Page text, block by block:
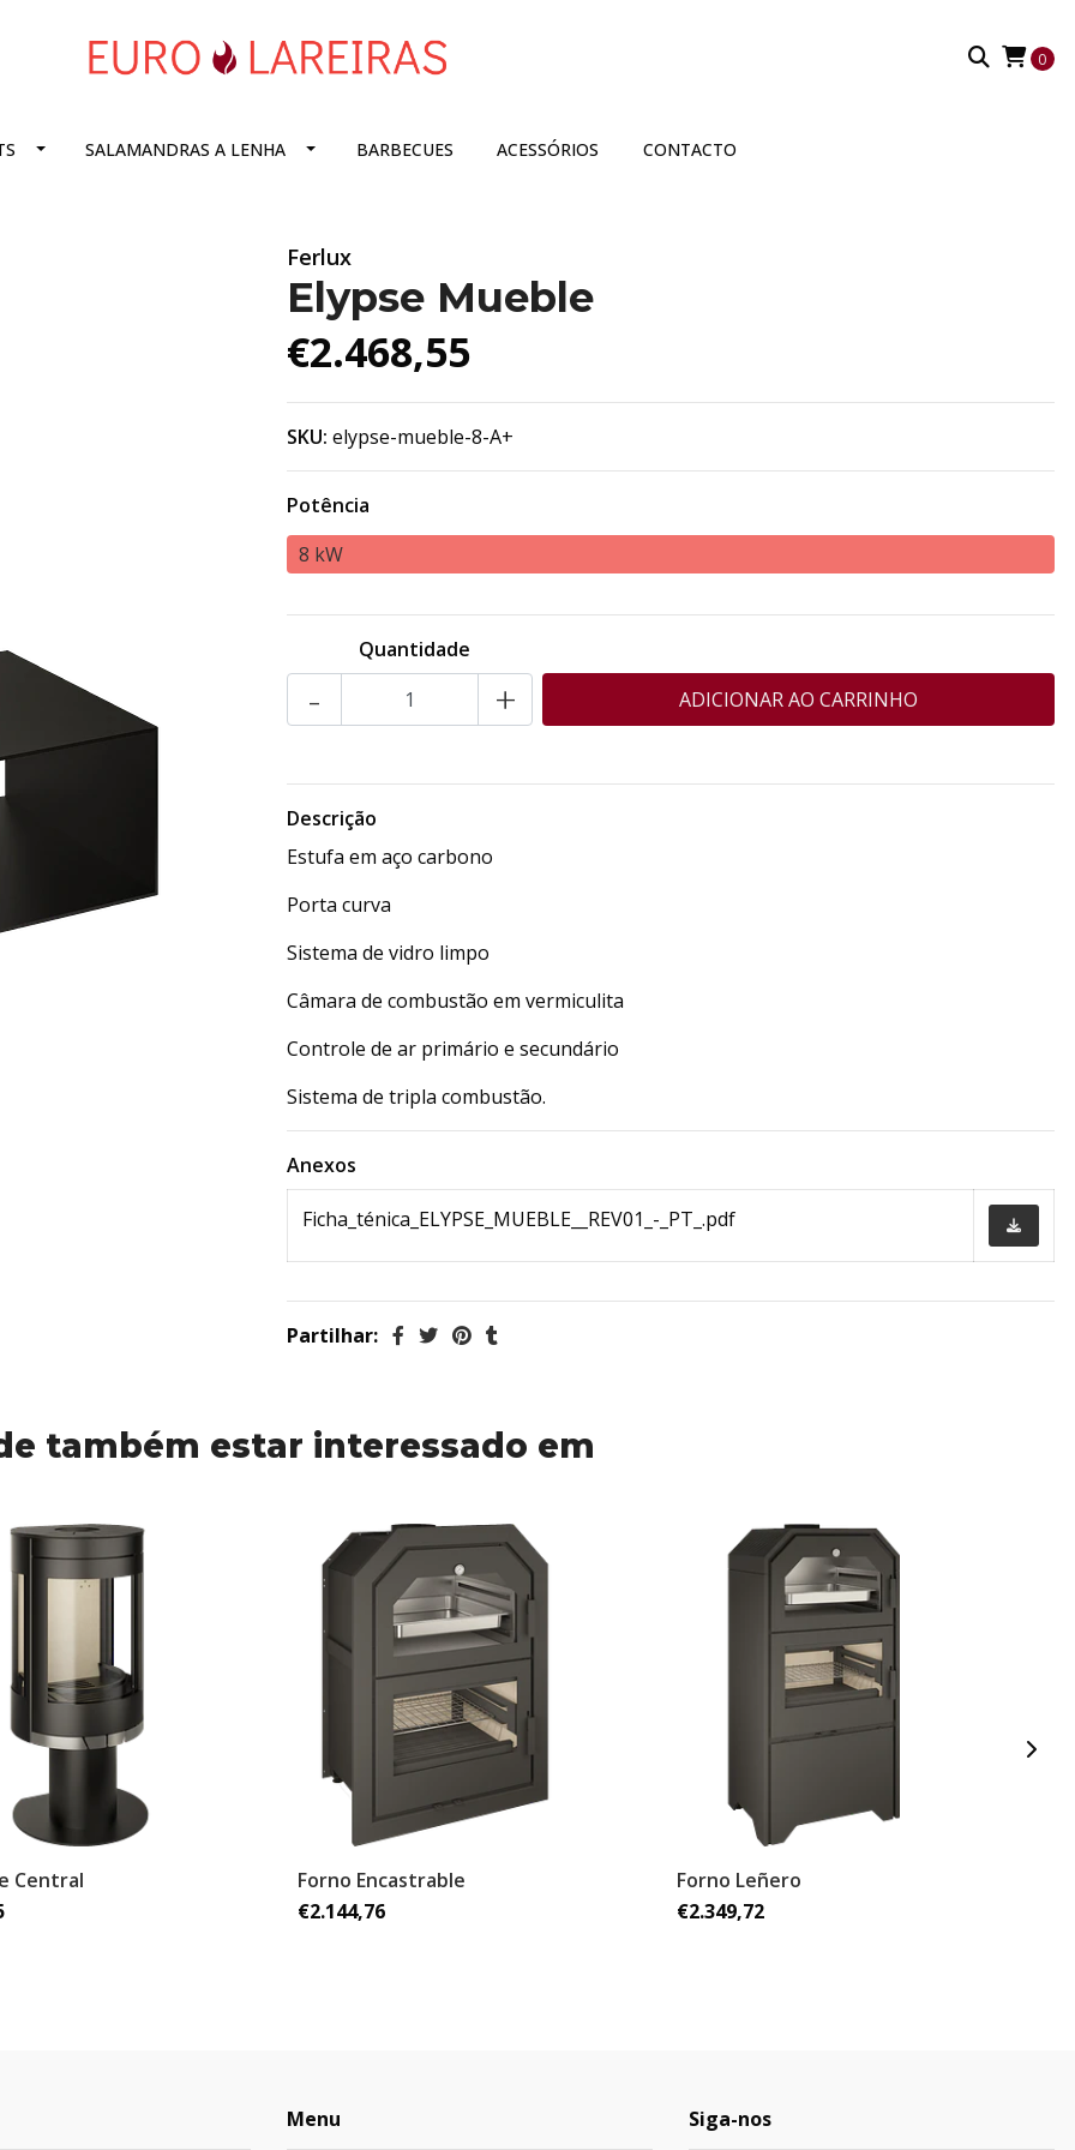
0
SALAMANDRAS A LENHA BARBECUES ACESSÓRIOS CONTACTO
Ferlux
Elypse Mueble
€2.468,55
SKU: elypse-mueble-8-A+
Potência
8 kW
Quantidade
- +
Descrição
Estufa em aço carbono
Porta curva
Sistema de vidro limpo
Câmara de combustão em vermiculita
Controle de ar primário e secundário
Sistema de tripla combustão.
Anexos
Ficha_ténica_ELYPSE_MUEBLE__REV01_-_PT_.pdf
Partilhar:
também estar interessado em
Central
Forno Encastrable
€2.144,76
Forno Leñero
€2.349,72
Menu Siga-nos